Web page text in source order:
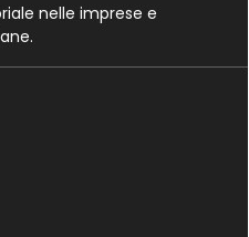
nelle imprese e